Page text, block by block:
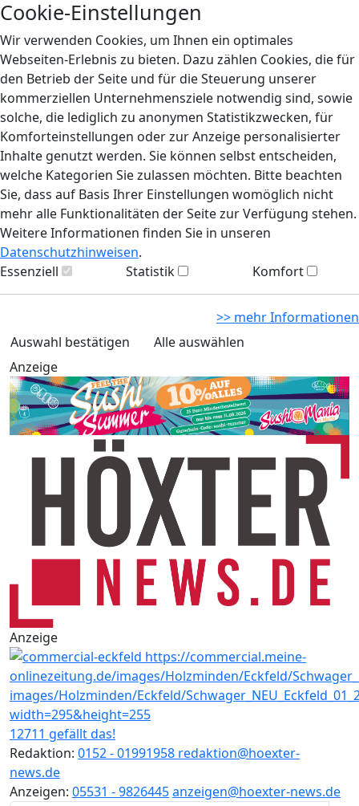
Cookie-Einstellungen
Wir verwenden Cookies, um Ihnen ein optimales
Webseiten-Erlebnis zu bieten. Dazu zählen Cookies, die für
den Betrieb der Seite und für die Steuerung unserer
kommerziellen Unternehmensziele notwendig sind, sowie
solche, die lediglich zu anonymen Statistikzwecken, für
Komforteinstellungen oder zur Anzeige personalisierter
Inhalte genutzt werden. Sie können selbst entscheiden,
welche Kategorien Sie zulassen möchten. Bitte beachten
Sie, dass auf Basis Ihrer Einstellungen womöglich nicht
mehr alle Funktionalitäten der Seite zur Verfügung stehen.
Weitere Informationen finden Sie in unseren
Datenschutzhinweisen.
Essenziell
Statistik Komfort
>> mehr Informationen
Auswahl bestätigen
Alle auswählen
Anzeige
Anzeige
12711 gefällt das!
Redaktion: 0152 - 01991958 redaktion@hoexter-
news.de
Anzeigen: 05531 - 9826445anzeigen@hoexter-news.de